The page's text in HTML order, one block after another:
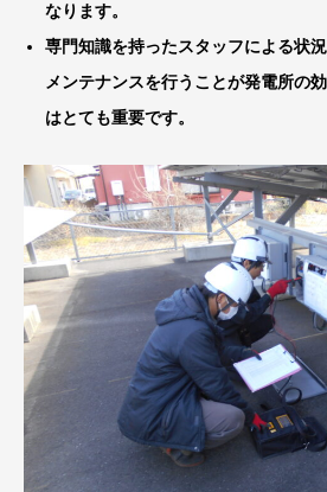
なります。
専門知識を持ったスタッフによる状
メンテナンスを行うことが発電所の
はとても重要です。